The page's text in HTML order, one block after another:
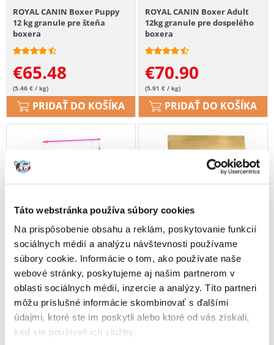
Táto webstránka používa súbory cookies
Na prispôsobenie obsahu a reklám, poskytovanie funkcií
sociálnych médií a analýzu návštevnosti používame
súbory cookie. Informácie o tom, ako používate naše
webové stránky, poskytujeme aj našim partnerom v
oblasti sociálnych médií, inzercie a analýzy. Títo partneri
môžu príslušné informácie skombinovať s ďalšími
údajmi, ktoré ste im poskytli alebo ktoré od vás získali,
keď ste používali ich služby.
ROYAL CANIN Boxer Puppy
12 kg granule pre šteňa
boxera
€65.48
(5.46 € / kg)
PRIDAŤ DO KOŠÍKA
ROYAL CANIN Boxer Adult
12kg granule pre dospelého
boxera
€70.90
(5.91 € / kg)
PRIDAŤ DO KOŠÍKA
EUKANUBA Adult Breeds
Specific Boxer Chicken 12 kg